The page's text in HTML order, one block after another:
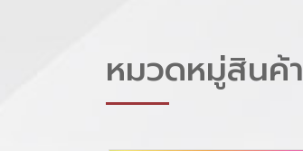
หมวดหมู่สินค้า